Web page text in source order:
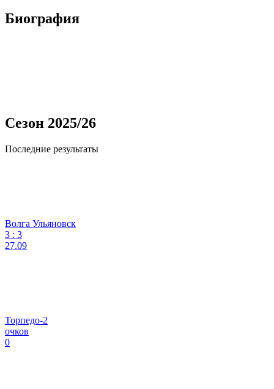
Биография
Сезон 2025/26
Последние результаты
Волга Ульяновск
3 : 3
27.09
Торпедо-2
очков
0